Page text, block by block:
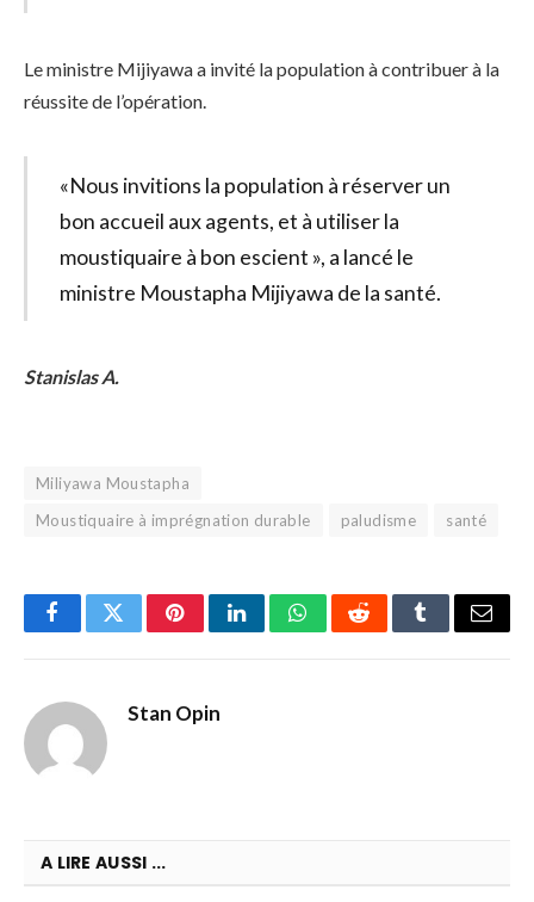
Le ministre Mijiyawa a invité la population à contribuer à la
réussite de l’opération.
«Nous invitions la population à réserver un
bon accueil aux agents, et à utiliser la
moustiquaire à bon escient », a lancé le
ministre Moustapha Mijiyawa de la santé.
Stanislas A.
Miliyawa Moustapha
Moustiquaire à imprégnation durable
paludisme santé
FacebookTwitterPinterestLinkedInWhatsAppRedditTumblrEmail
Stan Opin
A LIRE AUSSI ...